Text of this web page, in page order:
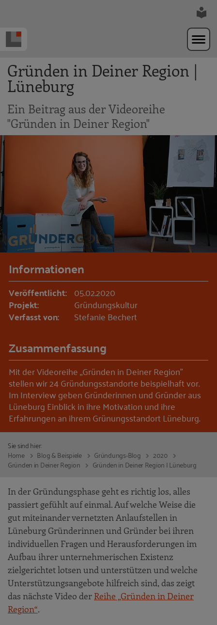
Gründen in Deiner Region |
Lüneburg
Ein Beitrag aus der Videoreihe
"Gründen in Deiner Region"
Informationen
Veröffentlicht: 05.02.2020
Projekt: Gründungskultur
Verfasst von: Stefanie Bechert
Zusammenfassung
Mit der Videoreihe „Gründen in Deiner Region"
stellen wir 24 Gründungsstandorte beispielhaft vor.
Im Interview geben Gründerinnen und Gründer aus
Lüneburg Einblick in ihre Motivation und ihre
Erfahrungen an ihrem Grünungsstandort Lüneburg.
Sie sind hier:
Home
Blog & Beispiele Gründungs-Blog
2020
Gründen in Deiner Region
Gründen in Deiner Region | Lüneburg
In der Gründungsphase geht es richtig los, alles
passiert gefühlt auf einmal. Auf welche Weise die
gut miteinander vernetzten Anlaufstellen in
Lüneburg Gründerinnen und Gründer bei ihren
individuellen Fragen und Herausforderungen im
Aufbau ihrer unternehmerischen Existenz
zielgerichtet lotsen und unterstützen und welche
Unterstützungsangebote hilfreich sind, das zeigt
das nächste Video der Reihe „Gründen in Deiner
Region“.